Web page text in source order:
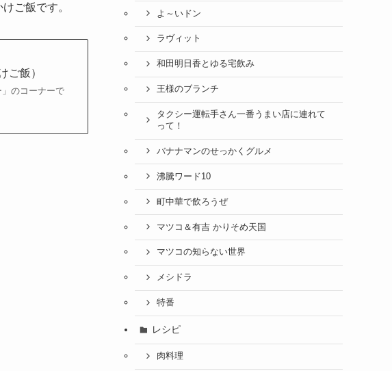
ご飯です。
ご飯）
のコーナーで
よ～いドン
ラヴィット
和田明日香とゆる宅飲み
王様のブランチ
タクシー運転手さん一番うまい店に連れて
って！
バナナマンのせっかくグルメ
沸騰ワード10
町中華で飲ろうぜ
マツコ＆有吉 かりそめ天国
マツコの知らない世界
メシドラ
特番
レシピ
肉料理